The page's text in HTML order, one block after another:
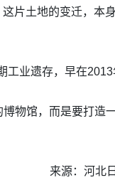
片土地的变迁，本
工业遗存，早在
物馆，而是要打造
来源：河北